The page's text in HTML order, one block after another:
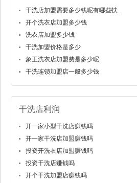
干洗店加盟需要多少钱呢有哪些扶...
开个洗衣店加盟多少钱
洗衣店加盟多少钱
干洗加盟价格是多少
象王洗衣店加盟费是多少呢
干洗连锁加盟店一般多少钱
干洗店利润
开一家小型干洗店赚钱吗
开一家干洗店加盟赚钱吗
投资开洗衣店加盟赚钱吗
投资干洗店赚钱吗
开个干洗加盟店赚钱吗